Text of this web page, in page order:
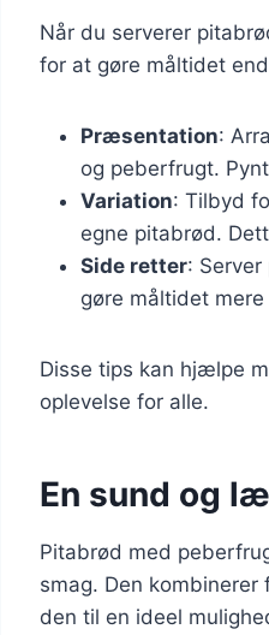
Når du serverer
for at gøre måltidet
Præsentation:
og peberfrugt.
Variation: Tilbyd
egne pitabrød.
Side retter:
gøre måltidet
Disse tips kan hjælpe
oplevelse for alle.
En sund og
Pitabrød med
smag. Den
den til en ideel